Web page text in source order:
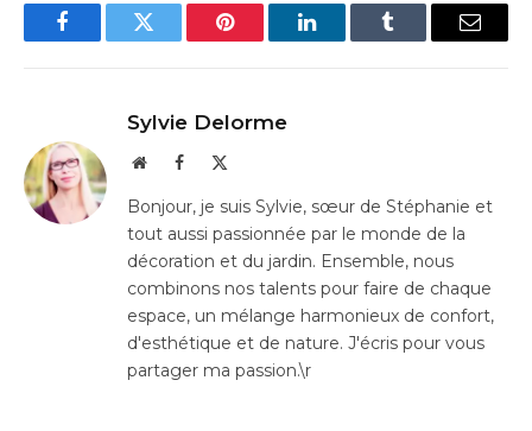
FacebookTwitter Pinterest LinkedInTumblr Email
Sylvie Delorme
WebsiteFacebook
Bonjour, je suis Sylvie, sœur de Stéphanie et
tout aussi passionnée par le monde de la
décoration et du jardin. Ensemble, nous
combinons nos talents pour faire de chaque
espace, un mélange harmonieux de confort,
d'esthétique et de nature. J'écris pour vous
partager ma passion.\r